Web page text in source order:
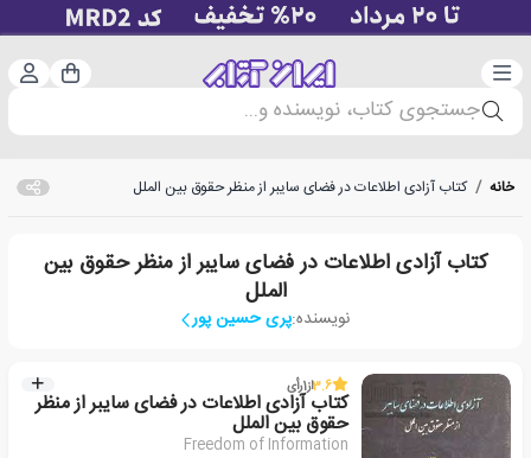
دسته‌بندی سبد
جستجوی کتاب، نویسنده و...
خانه / کتاب آزادی اطلاعات در فضای سایبر از منظر حقوق بین الملل
کتاب آزادی اطلاعات در فضای سایبر از منظر حقوق بین
الملل
نویسنده:پری حسین پور
3.6از1رأی
کتاب آزادی اطلاعات در فضای سایبر از منظر
حقوق بین الملل
Freedom of Information